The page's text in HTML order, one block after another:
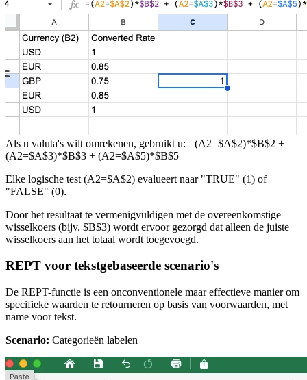
Als u valuta's wilt omrekenen, gebruikt u: =(A2=$A$2)*$B$2 +
(A2=$A$3)*$B$3 + (A2=$A$5)*$B$5
Elke logische test (A2=$A$2) evalueert naar "TRUE" (1) of
"FALSE" (0).
Door het resultaat te vermenigvuldigen met de overeenkomstige
wisselkoers (bijv. $B$3) wordt ervoor gezorgd dat alleen de juiste
wisselkoers aan het totaal wordt toegevoegd.
REPT voor tekstgebaseerde scenario's
De REPT-functie is een onconventionele maar effectieve manier om
specifieke waarden te retourneren op basis van voorwaarden, met
name voor tekst.
Scenario: Categorieën labelen